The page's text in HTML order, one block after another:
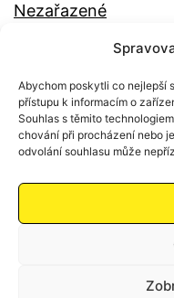
Abychom poskytli co nejlepší
přístupu k informacím o
Souhlas s těmito
chování při procházení nebo
odvolání souhlasu může
Nezařazené
Zásady ochrany
Používáme